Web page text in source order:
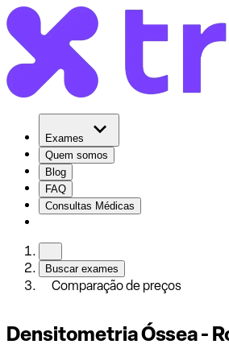
Exames
Quem somos
Blog
FAQ
Consultas Médicas
Buscar exames
Comparação de preços
Densitometria Óssea -